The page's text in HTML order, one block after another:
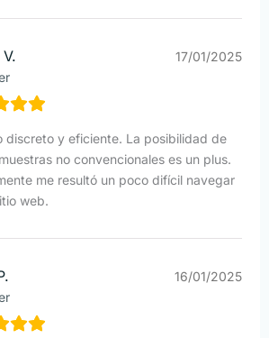
17/01/2025
discreto y eficiente. La posibilidad de
no convencionales es un plus.
me resultó un poco difícil navegar
web.
16/01/2025